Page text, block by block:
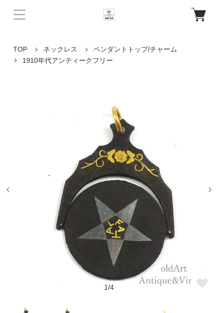
TOP ネックレス
ペンダントトップ/チャーム
1910年代アンティークフリー
1/4